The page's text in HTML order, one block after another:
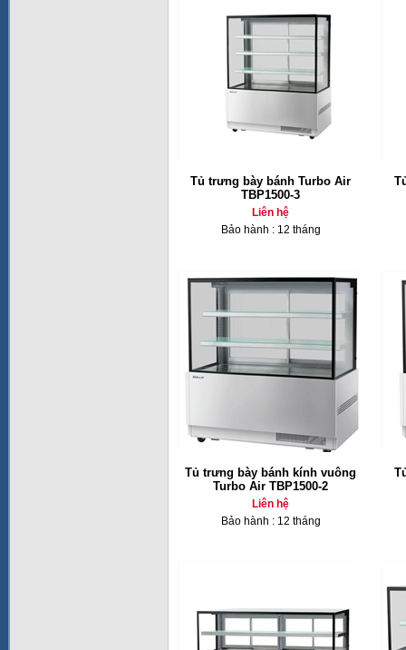
Tủ trưng bày bánh Turbo Air
TBP1500-3
Liên hệ
Bảo hành : 12 tháng
Tủ trưng bày bánh kính vuông
Turbo Air TBP1500-2
Liên hệ
Bảo hành : 12 tháng